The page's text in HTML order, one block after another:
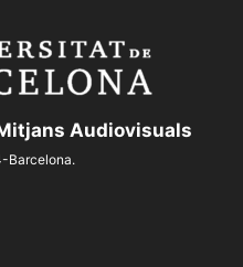
Audiovisuals
Barcelona.